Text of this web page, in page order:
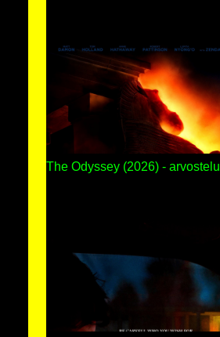
The Odyssey (2026) - arvostelu